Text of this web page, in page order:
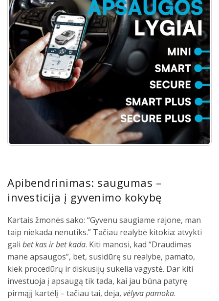
Apibendrinimas: saugumas –
investicija į gyvenimo kokybę
Kartais žmonės sako: “Gyvenu saugiame rajone, man
taip niekada nenutiks.” Tačiau realybė kitokia: atvykti
gali bet kas ir bet kada. Kiti manosi, kad “Draudimas
mane apsaugos”, bet, susidūrę su realybe, pamato,
kiek procedūrų ir diskusijų sukelia vagystė. Dar kiti
investuoja į apsaugą tik tada, kai jau būna patyrę
pirmąjį kartėlį – tačiau tai, deja, vėlyva pamoka.